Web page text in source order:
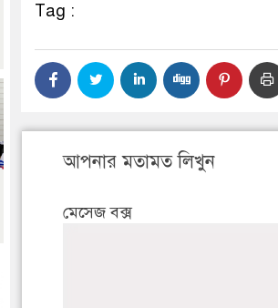
Tag :
আপনার মতামত লিখুন
মেসেজ বক্স